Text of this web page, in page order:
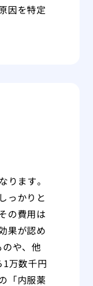
因を特定
ります。
っかりと
の費用は
果が認め
や、他
万数千円
「内服薬